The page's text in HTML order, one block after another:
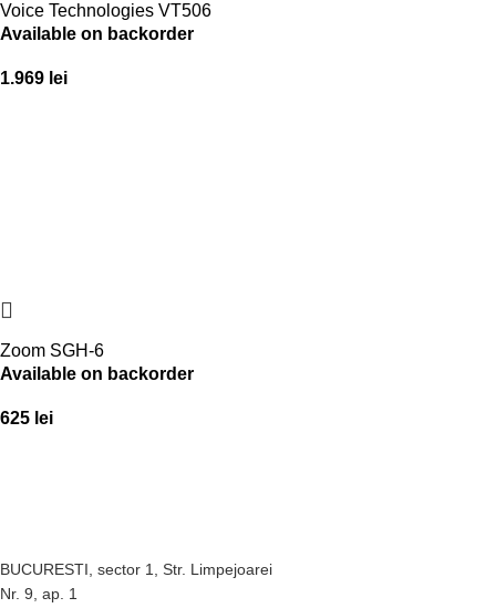
Voice Technologies VT506
Available on backorder
1.969 lei
Zoom SGH-6
Available on backorder
625 lei
BUCURESTI, sector 1, Str. Limpejoarei
Nr. 9, ap. 1